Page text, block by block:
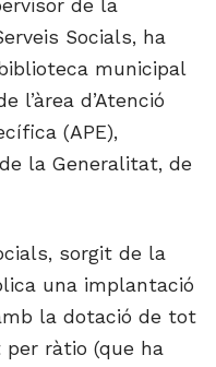
de la
Socials, ha
municipal
l’àrea d’Atenció
(APE),
la Generalitat, de
sorgit de la
una implantació
la dotació de tot
ràtio (que ha